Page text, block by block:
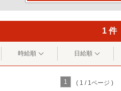
1 件
時給順 日給順
1 ( 1 / 1ページ )